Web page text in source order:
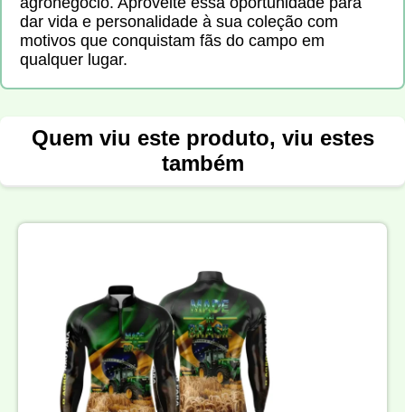
dar vida e personalidade à sua coleção com
motivos que conquistam fãs do campo em
qualquer lugar.
Quem viu este produto, viu estes
também